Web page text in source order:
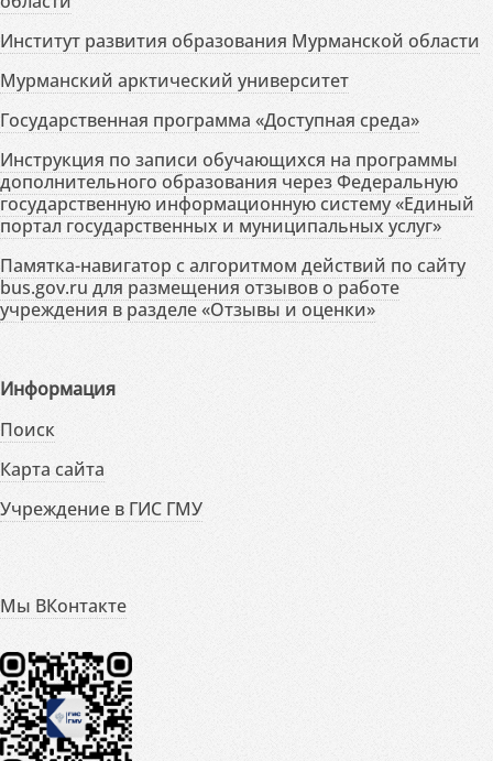
Институт развития образования Мурманской области
Мурманский арктический университет
Государственная программа «Доступная среда»
Инструкция по записи обучающихся на программы
дополнительного образования через Федеральную
государственную информационную систему «Единый
портал государственных и муниципальных услуг»
Памятка-навигатор с алгоритмом действий по сайту
bus.gov.ru для размещения отзывов о работе
учреждения в разделе «Отзывы и оценки»
Информация
Поиск
Карта сайта
Учреждение в ГИС ГМУ
Мы ВКонтакте